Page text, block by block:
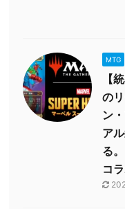
MTG
【
の
ン
ア
る
コラ